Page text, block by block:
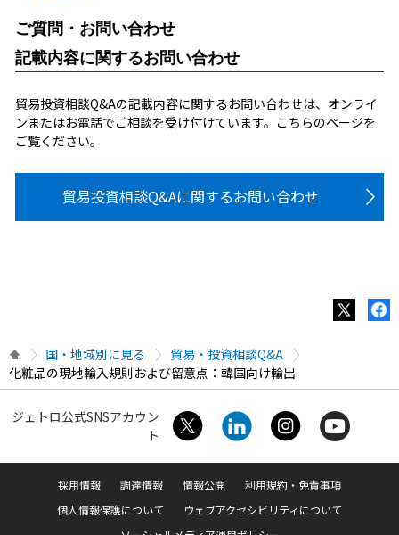
ご質問・お問い合わせ
記載内容に関するお問い合わせ
貿易投資相談Q&Aの記載内容に関するお問い合わせは、オンライ
ンまたはお電話でご相談を受け付けています。こちらのページを
ご覧ください。
貿易投資相談Q&Aに関するお問い合わせ
国・地域別に見る
貿易・投資相談Q&A
化粧品の現地輸入規則および留意点：韓国向け輸出
ジェトロ公式SNSアカウン
ト
採用情報 調達情報 情報公開
利用規約・免責事項
個人情報保護について
ウェブアクセシビリティについて